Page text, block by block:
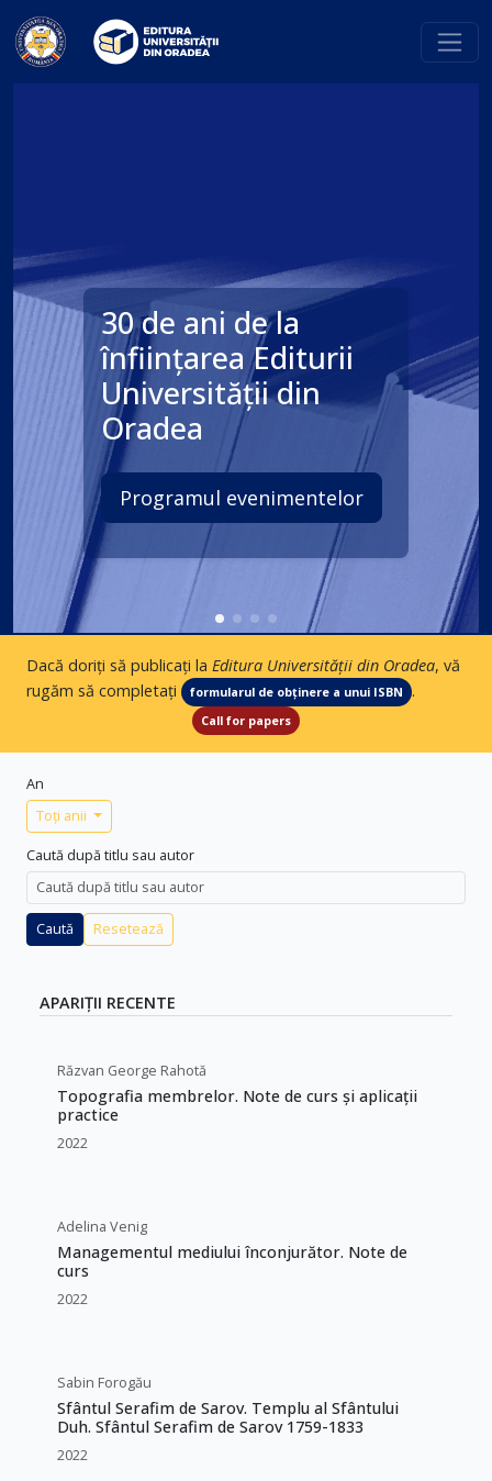
30 de ani de la
înființarea Editurii
Universității din
Oradea
Programul evenimentelor
Dacă doriți să publicați la Editura Universității din Oradea, vă
rugăm să completați
formularul de obținere a unui ISBN .
Call for papers
An
Toți anii
Caută după titlu sau autor
Caută Resetează
APARIȚII RECENTE
Răzvan George Rahotă
Topografia membrelor. Note de curs și aplicații
practice
2022
Adelina Venig
Managementul mediului înconjurător. Note de
curs
2022
Sabin Forogău
Sfântul Serafim de Sarov. Templu al Sfântului
Duh. Sfântul Serafim de Sarov 1759-1833
2022